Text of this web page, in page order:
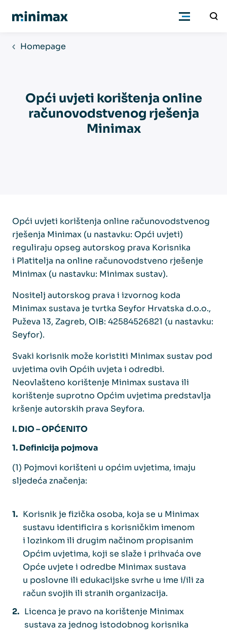
Računovođe
Program
Znanje
Homepage
Opći uvjeti korištenja online
računovodstvenog rješenja
Minimax
Opći uvjeti korištenja online računovodstvenog
rješenja Minimax (u nastavku: Opći uvjeti)
reguliraju opseg autorskog prava Korisnika
i Platitelja na online računovodstveno rješenje
Minimax (u nastavku: Minimax sustav).
Nositelj autorskog prava i izvornog koda
Minimax sustava je tvrtka Seyfor Hrvatska d.o.o.,
Puževa 13, Zagreb, OIB: 42584526821 (u nastavku:
Seyfor).
Svaki korisnik može koristiti Minimax sustav pod
uvjetima ovih Općih uvjeta i odredbi.
Neovlašteno korištenje Minimax sustava ili
korištenje suprotno Općim uvjetima predstavlja
kršenje autorskih prava Seyfora.
I. DIO – OPĆENITO
1. Definicija pojmova
(1) Pojmovi korišteni u općim uvjetima, imaju
sljedeća značenja:
Korisnik je fizička osoba, koja se u Minimax
sustavu identificira s korisničkim imenom
i lozinkom ili drugim načinom propisanim
Općim uvjetima, koji se slaže i prihvaća ove
Opće uvjete i odredbe Minimax sustava
u poslovne ili edukacijske svrhe u ime i/ili za
račun svojih ili stranih organizacija.
Licenca je pravo na korištenje Minimax
sustava za jednog istodobnog korisnika